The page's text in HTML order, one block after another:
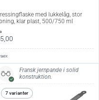
efter med rent vand.
med lukkelåg, stor
klar plast, 500/750 ml
Fransk jernpande i solid
konstruktion.
7 varianter